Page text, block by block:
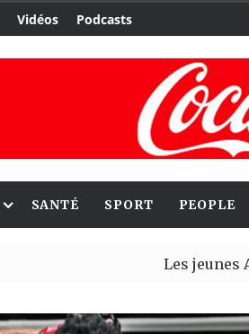
Vidéos Podcasts
SANTÉ SPORT PEOPLE
Les jeunes